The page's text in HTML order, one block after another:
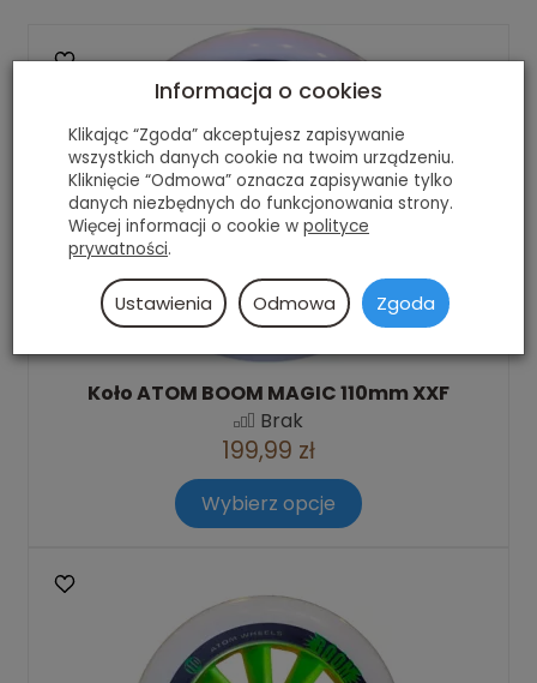
Koło ATOM BOOM MAGIC 110mm XXF
Brak
199,99 zł
Wybierz opcje
Informacja o cookies
Klikając “Zgoda” akceptujesz zapisywanie
wszystkich danych cookie na twoim urządzeniu.
Kliknięcie “Odmowa” oznacza zapisywanie tylko
danych niezbędnych do funkcjonowania strony.
Więcej informacji o cookie w polityce
prywatności.
Ustawienia Odmowa Zgoda